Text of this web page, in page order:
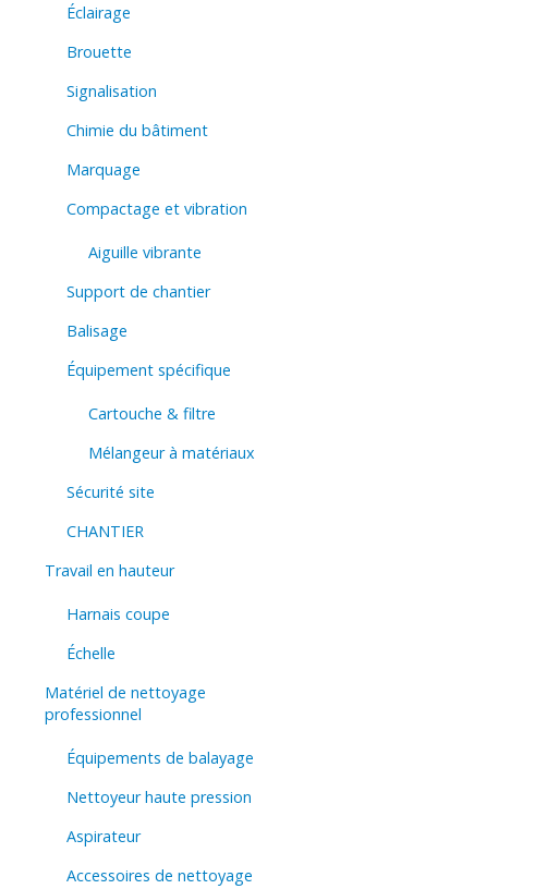
Éclairage
Brouette
Signalisation
Chimie du bâtiment
Marquage
Compactage et vibration
Aiguille vibrante
Support de chantier
Balisage
Équipement spécifique
Cartouche & filtre
Mélangeur à matériaux
Sécurité site
CHANTIER
Travail en hauteur
Harnais coupe
Échelle
Matériel de nettoyage
professionnel
Équipements de balayage
Nettoyeur haute pression
Aspirateur
Accessoires de nettoyage